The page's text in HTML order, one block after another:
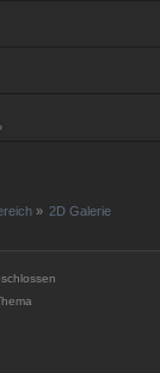
» 2D Galerie